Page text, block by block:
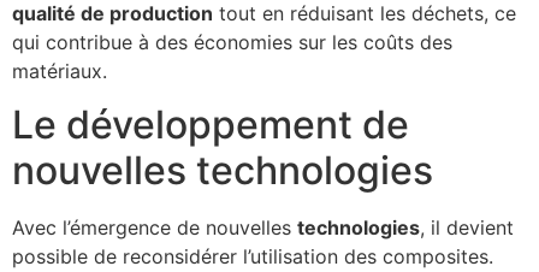
qualité de production tout en réduisant les déchets, ce
qui contribue à des économies sur les coûts des
matériaux.
Le développement de
nouvelles technologies
Avec l’émergence de nouvelles technologies, il devient
possible de reconsidérer l’utilisation des composites.